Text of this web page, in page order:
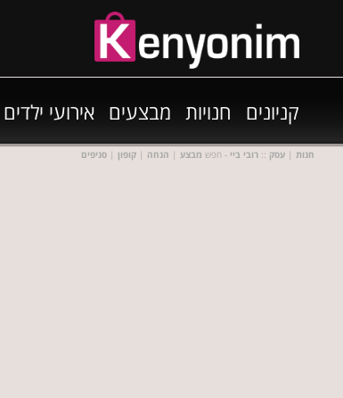
קניונים חנויות מבצעים אירועי ילדים
חנות | עסק :: רובי ביי - חפש מבצע | הנחה | קופון | סניפים